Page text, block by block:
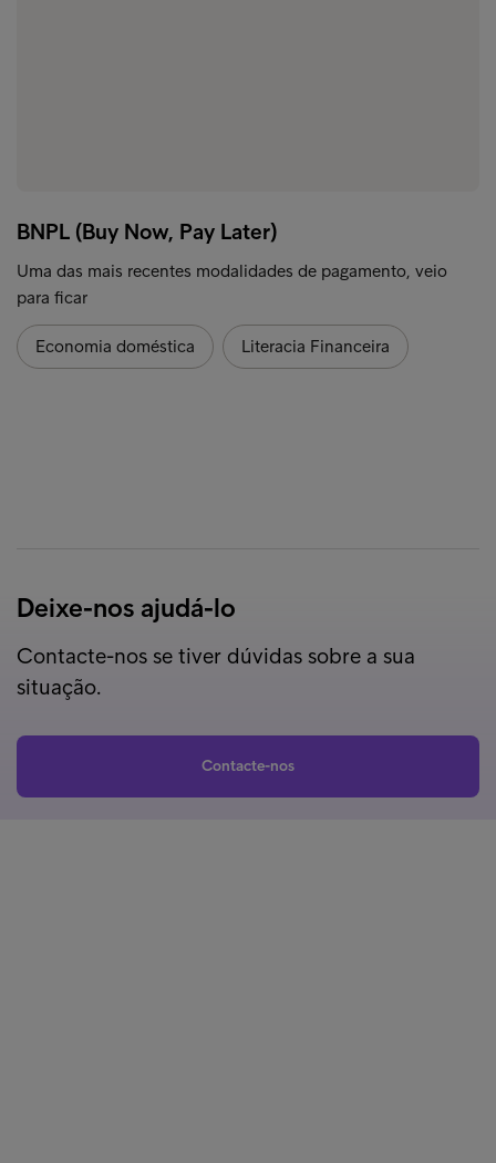
BNPL (Buy Now, Pay Later)
Uma das mais recentes modalidades de pagamento, veio
para ficar
Economia doméstica Literacia Financeira
Deixe-nos ajudá-lo
Contacte-nos se tiver dúvidas sobre a sua
situação.
Contacte-nos